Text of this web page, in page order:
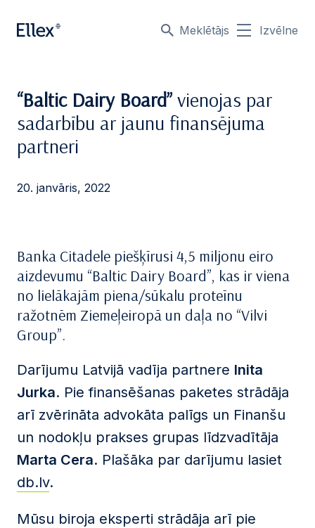
Meklētājs Izvēlne
“Baltic Dairy Board”vienojas par
sadarbību ar jaunu finansējuma
partneri
20. janvāris, 2022
Banka Citadele piešķīrusi 4,5 miljonu eiro
aizdevumu “Baltic Dairy Board”, kas ir viena
no lielākajām piena/sūkalu proteīnu
ražotnēm Ziemeļeiropā un daļa no “Vilvi
Group”.
Darījumu Latvijā vadīja partnere Inita
Jurka. Pie finansēšanas paketes strādāja
arī zvērināta advokāta palīgs un Finanšu
un nodokļu prakses grupas līdzvadītāja
Marta Cera. Plašāka par darījumu lasiet
db.lv.
Mūsu biroja eksperti strādāja arī pie